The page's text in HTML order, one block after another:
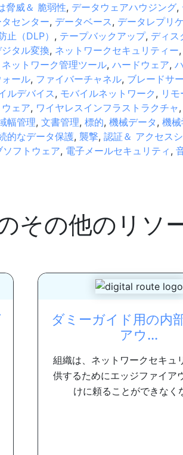
脅威＆ 脆弱性, データウェアハウジング,
センター, データベース, データレプリ
止（DLP） , テープバックアップ, ディス
ジタル変換, ネットワークセキュリティー,
ネットワーク管理ツール, ハードウェア,
ール, ファイバーチャネル, ブレードサ
ルデバイス, モバイルネットワーク , リモ
ェア, ワイヤレスインフラストラクチャ,
幅管理, 文書管理, 標的, 機械データ , 機械
的なデータ保護, 襲撃, 認証＆ アクセス
フトウェア, 電子メールセキュリティ ,
その他のリソ
ダミーガイド用の内
アウ...
組織は、ネットワークセキュ
供するためにエッジファイア
けに頼ることができなく